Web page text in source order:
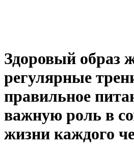
Здоровый образ
регулярные
правильное
важную роль в
жизни каждого